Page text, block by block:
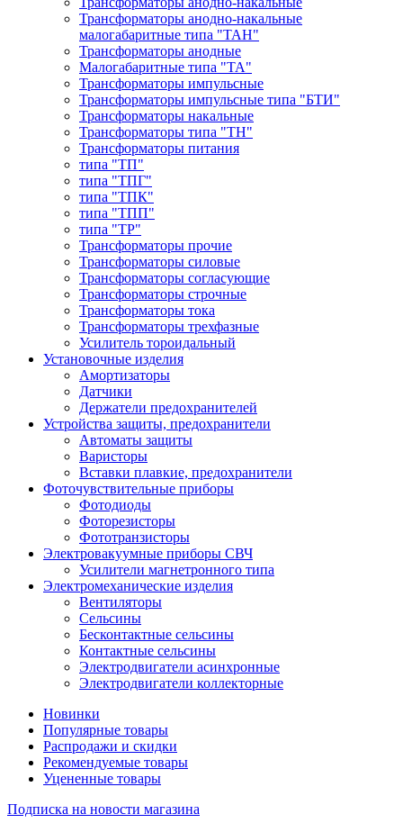
Трансформаторы анодно-накальные
малогабаритные типа "ТАН"
Трансформаторы анодные
Малогабаритные типа "ТА"
Трансформаторы импульсные
Трансформаторы импульсные типа "БТИ"
Трансформаторы накальные
Трансформаторы типа "ТН"
Трансформаторы питания
типа "ТП"
типа "ТПГ"
типа "ТПК"
типа "ТПП"
типа "ТР"
Трансформаторы прочие
Трансформаторы силовые
Трансформаторы согласующие
Трансформаторы строчные
Трансформаторы тока
Трансформаторы трехфазные
Усилитель тороидальный
Установочные изделия
Амортизаторы
Датчики
Держатели предохранителей
Устройства защиты, предохранители
Автоматы защиты
Варисторы
Вставки плавкие, предохранители
Фоточувствительные приборы
Фотодиоды
Фоторезисторы
Фототранзисторы
Электровакуумные приборы СВЧ
Усилители магнетронного типа
Электромеханические изделия
Вентиляторы
Сельсины
Бесконтактные сельсины
Контактные сельсины
Электродвигатели асинхронные
Электродвигатели коллекторные
Новинки
Популярные товары
Распродажи и скидки
Рекомендуемые товары
Уцененные товары
Подписка на новости магазина